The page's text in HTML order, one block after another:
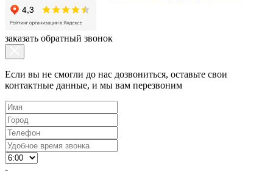
заказать обратный звонок
Если вы не смогли до нас дозвониться, оставьте свои
контактные данные, и мы вам перезвоним
-